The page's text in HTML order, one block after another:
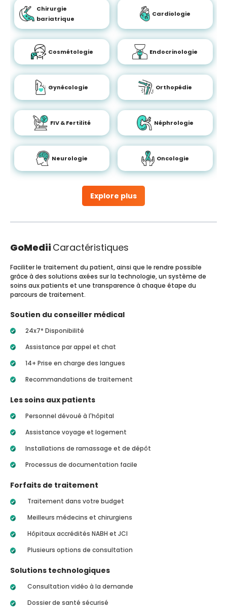
Explore plus
Chirurgie
bariatrique
Cardiologie
Cosmétologie Endocrinologie
Gynécologie Orthopédie
FIV & Fertilité Néphrologie
Neurologie Oncologie
GoMedii Caractéristiques
Faciliter le traitement du patient, ainsi que le rendre possible
grâce à des solutions axées sur la technologie, un système de
soins aux patients et une transparence à chaque étape du
parcours de traitement.
Soutien du conseiller médical
24x7* Disponibilité
Assistance par appel et chat
14+ Prise en charge des langues
Recommandations de traitement
Les soins aux patients
Personnel dévoué à l'hôpital
Assistance voyage et logement
Installations de ramassage et de dépôt
Processus de documentation facile
Forfaits de traitement
Traitement dans votre budget
Meilleurs médecins et chirurgiens
Hôpitaux accrédités NABH et JCI
Plusieurs options de consultation
Solutions technologiques
Consultation vidéo à la demande
Dossier de santé sécurisé